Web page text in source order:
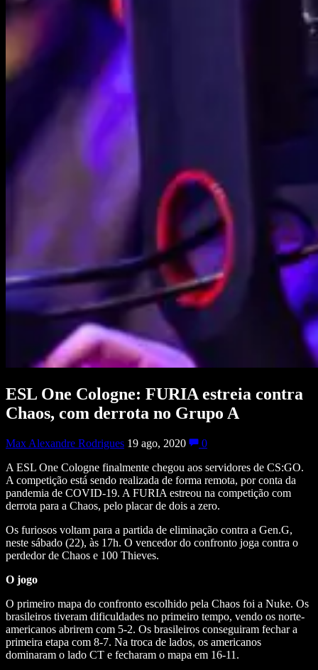
ESL One Cologne: FURIA estreia contra
Chaos, com derrota no Grupo A
Max Alexandre Rodrigues 19 ago, 2020
0
A ESL One Cologne finalmente chegou aos servidores de CS:GO.
A competição está sendo realizada de forma remota, por conta da
pandemia de COVID-19. A FURIA estreou na competição com
derrota para a Chaos, pelo placar de dois a zero.
Os furiosos voltam para a partida de eliminação contra a Gen.G,
neste sábado (22), às 17h. O vencedor do confronto joga contra o
perdedor de Chaos e 100 Thieves.
O jogo
O primeiro mapa do confronto escolhido pela Chaos foi a Nuke. Os
brasileiros tiveram dificuldades no primeiro tempo, vendo os norte-
americanos abrirem com 5-2. Os brasileiros conseguiram fechar a
primeira etapa com 8-7. Na troca de lados, os americanos
dominaram o lado CT e fecharam o mapa em 16-11.